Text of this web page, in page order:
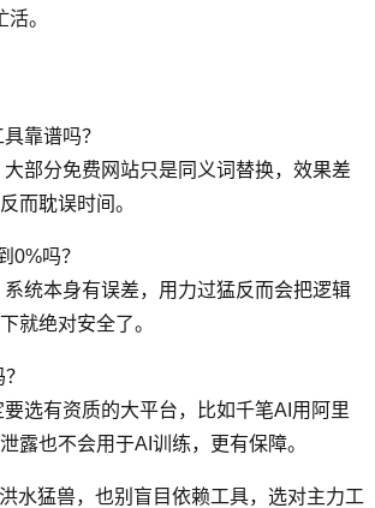
。
靠谱吗？
部分免费网站只是同义词替换，效果差
而耽误时间。
0%吗？
统本身有误差，用力过猛反而会把逻辑
就绝对安全了。
选有资质的大平台，比如千笔AI用阿里
露也不会用于AI训练，更有保障。
水猛兽，也别盲目依赖工具，选对主力工